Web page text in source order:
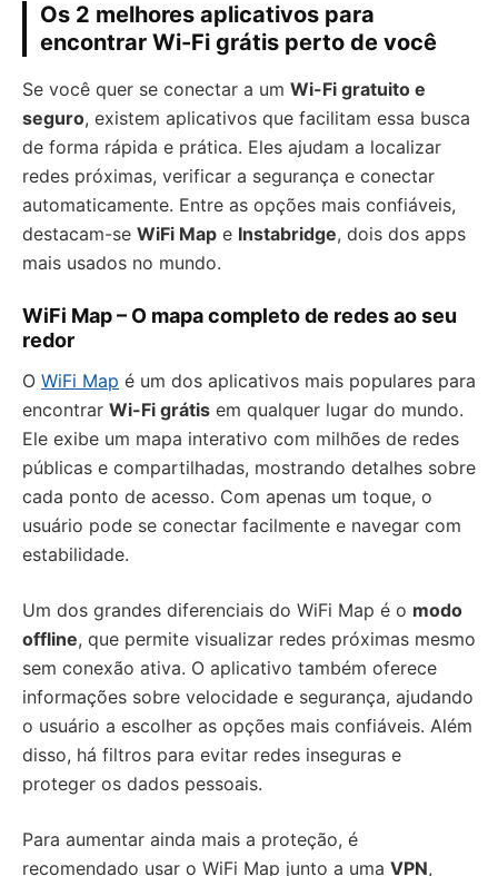
Os 2 melhores aplicativos para
encontrar Wi-Fi grátis perto de você
Se você quer se conectar a um Wi-Fi gratuito e
seguro, existem aplicativos que facilitam essa busca
de forma rápida e prática. Eles ajudam a localizar
redes próximas, verificar a segurança e conectar
automaticamente. Entre as opções mais confiáveis,
destacam-se WiFi Map e Instabridge, dois dos apps
mais usados no mundo.
WiFi Map – O mapa completo de redes ao seu
redor
O WiFi Map é um dos aplicativos mais populares para
encontrar Wi-Fi grátis em qualquer lugar do mundo.
Ele exibe um mapa interativo com milhões de redes
públicas e compartilhadas, mostrando detalhes sobre
cada ponto de acesso. Com apenas um toque, o
usuário pode se conectar facilmente e navegar com
estabilidade.
Um dos grandes diferenciais do WiFi Map é o modo
offline, que permite visualizar redes próximas mesmo
sem conexão ativa. O aplicativo também oferece
informações sobre velocidade e segurança, ajudando
o usuário a escolher as opções mais confiáveis. Além
disso, há filtros para evitar redes inseguras e
proteger os dados pessoais.
Para aumentar ainda mais a proteção, é
recomendado usar o WiFi Map junto a uma VPN,